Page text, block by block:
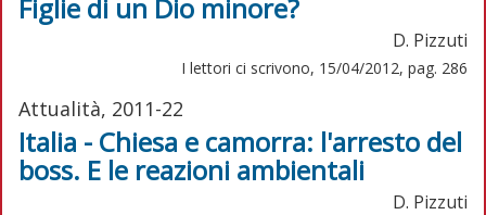
Figlie di un Dio minore?
D. Pizzuti
I lettori ci scrivono, 15/04/2012, pag. 286
Attualità, 2011-22
Italia - Chiesa e camorra: l'arresto del
boss. E le reazioni ambientali
D. Pizzuti